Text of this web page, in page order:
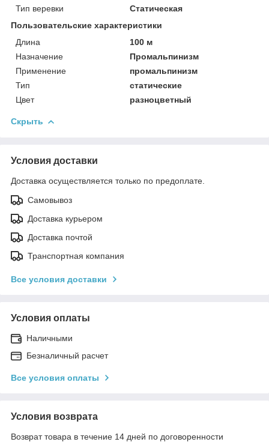
Тип веревки
Статическая
Пользовательские характеристики
Длина
100 м
Назначение
Промальпинизм
Применение
промальпинизм
Тип
статические
Цвет
разноцветный
Скрыть
Условия доставки
Доставка осуществляется только по предоплате.
Самовывоз
Доставка курьером
Доставка почтой
Транспортная компания
Все условия доставки
Условия оплаты
Наличными
Безналичный расчет
Все условия оплаты
Условия возврата
Возврат товара в течение 14 дней по договоренности